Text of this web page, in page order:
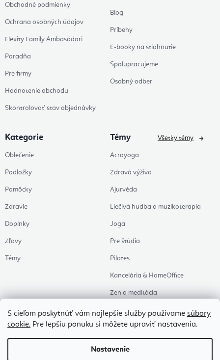
S cieľom poskytnúť vám najlepšie služby používame súbory
cookie. Pre lepšiu ponuku si môžete upraviť nastavenia.
Nastavenie
Obchodné podmienky
Ochrana osobných údajov
Flexity Family Ambasádori
Poradňa
Pre firmy
Hodnotenie obchodu
Skontrolovať stav objednávky
Blog
Príbehy
E-booky na stiahnutie
Spolupracujeme
Osobný odber
Kategorie
Oblečenie
Podložky
Pomôcky
Zdravie
Doplnky
Zľavy
Témy
Témy
Acroyoga
Zdravá výživa
Ajurvéda
Liečivá hudba a muzikoterapia
Joga
Pre štúdia
Pilates
Kancelária & HomeOffice
Zen a meditácia
Aromaterapia
Zdravý spánok
Naše obľúbené
Všetky témy